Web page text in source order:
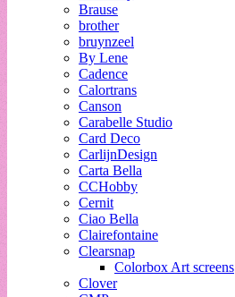
Brause
brother
bruynzeel
By Lene
Cadence
Calortrans
Canson
Carabelle Studio
Card Deco
CarlijnDesign
Carta Bella
CCHobby
Cernit
Ciao Bella
Clairefontaine
Clearsnap
Colorbox Art screens
Clover